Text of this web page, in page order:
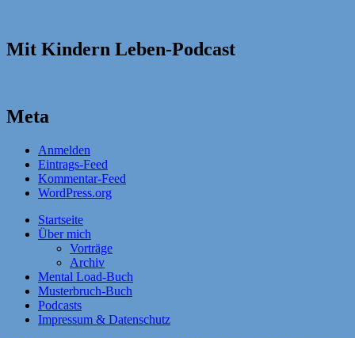
Mit Kindern Leben-Podcast
Meta
Anmelden
Eintrags-Feed
Kommentar-Feed
WordPress.org
Startseite
Über mich
Vorträge
Archiv
Mental Load-Buch
Musterbruch-Buch
Podcasts
Impressum & Datenschutz